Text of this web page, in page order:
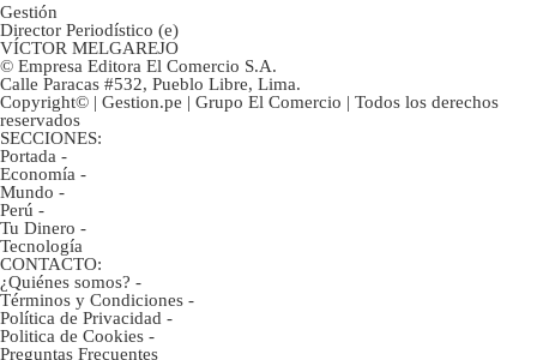
Gestión
Director Periodístico (e)
VÍCTOR MELGAREJO
© Empresa Editora El Comercio S.A.
Calle Paracas #532, Pueblo Libre, Lima.
Copyright© | Gestion.pe | Grupo El Comercio | Todos los derechos
reservados
SECCIONES:
Portada -
Economía -
Mundo -
Perú -
Tu Dinero -
Tecnología
CONTACTO:
¿Quiénes somos? -
Términos y Condiciones -
Política de Privacidad -
Politica de Cookies -
Preguntas Frecuentes